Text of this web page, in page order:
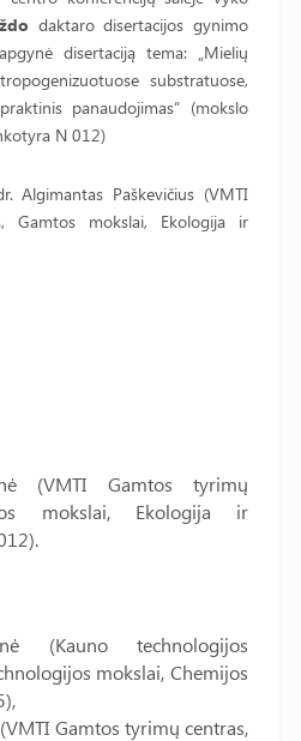
daktaro disertacijos gynimo
disertaciją tema: „Mielių
substratuose,
panaudojimas“ (mokslo
N 012)
Algimantas Paškevičius (VMTI
Gamtos mokslai, Ekologija ir
(VMTI Gamtos tyrimų
mokslai, Ekologija ir
(Kauno technologijos
mokslai, Chemijos
Gamtos tyrimų centras,